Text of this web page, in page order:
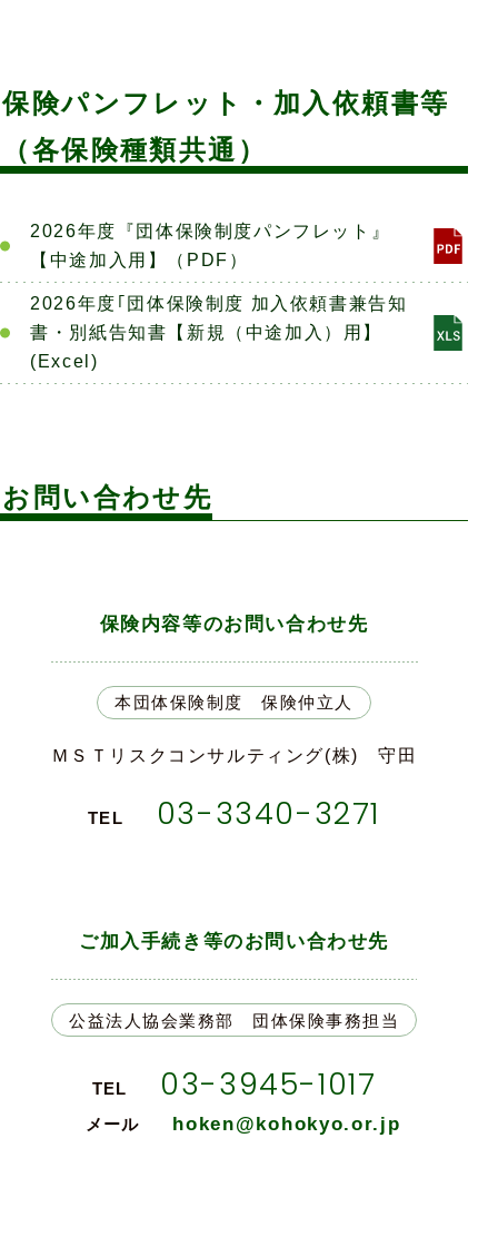
保険パンフレット・ 加入依頼書等
（各保険種類共通）
2026年度『団体保険制度パンフレット』
【中途加入用】（PDF）
2026年度｢団体保険制度 加入依頼書兼告知
書・別紙告知書【新規（中途加入）用】
(Excel)
お問い合わせ先
保険内容等のお問い合わせ先
本団体保険制度 保険仲立人
ＭＳＴリスクコンサルティング(株)守田
TEL 03-3340-3271
ご加入手続き等のお問い合わせ先
公益法人協会業務部 団体保険事務担当
TEL 03-3945-1017
メール hoken@kohokyo.or.jp